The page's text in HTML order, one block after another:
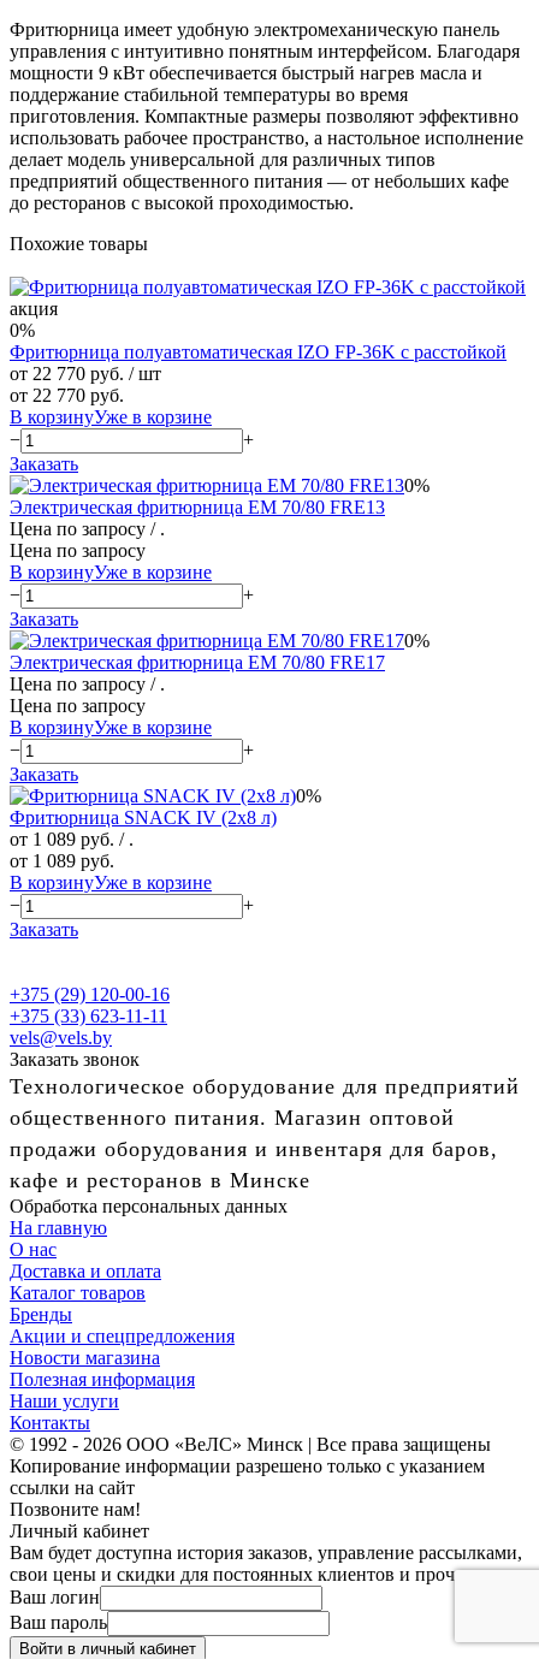
Фритюрница имеет удобную электромеханическую панель
управления с интуитивно понятным интерфейсом. Благодаря
мощности 9 кВт обеспечивается быстрый нагрев масла и
поддержание стабильной температуры во время
приготовления. Компактные размеры позволяют эффективно
использовать рабочее пространство, а настольное исполнение
делает модель универсальной для различных типов
предприятий общественного питания — от небольших кафе
до ресторанов с высокой проходимостью.
Похожие товары
акция
0%
Фритюрница полуавтоматическая IZO FP-36K с расстойкой
от 22 770 руб. / шт
от 22 770 руб.
В корзинуУже в корзине
−
+
Заказать
0%
Электрическая фритюрница EM 70/80 FRE13
Цена по запросу / .
Цена по запросу
В корзинуУже в корзине
−
+
Заказать
0%
Электрическая фритюрница EM 70/80 FRE17
Цена по запросу / .
Цена по запросу
В корзинуУже в корзине
−
+
Заказать
0%
Фритюрница SNACK IV (2х8 л)
от 1 089 руб. / .
от 1 089 руб.
В корзинуУже в корзине
−
+
Заказать
+375 (29) 120-00-16
+375 (33) 623-11-11
vels@vels.by
Заказать звонок
Технологическое оборудование для предприятий
общественного питания. Магазин оптовой
продажи оборудования и инвентаря для баров,
кафе и ресторанов в Минске
Обработка персональных данных
На главную
О нас
Доставка и оплата
Каталог товаров
Бренды
Акции и спецпредложения
Новости магазина
Полезная информация
Наши услуги
Контакты
© 1992 - 2026 ООО «ВеЛС» Минск | Все права защищены
Копирование информации разрешено только с указанием
ссылки на сайт
Позвоните нам!
Личный кабинет
Вам будет доступна история заказов, управление рассылками,
свои цены и скидки для постоянных клиентов и прочее.
Ваш логин
Ваш пароль
Войти в личный кабинет